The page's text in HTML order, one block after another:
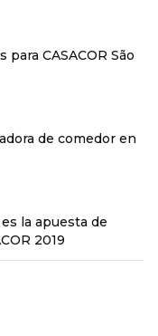
para CASACOR São
de comedor en
la apuesta de
2019